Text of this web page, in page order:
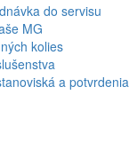
do servisu
MG
kolies
a potvrdenia